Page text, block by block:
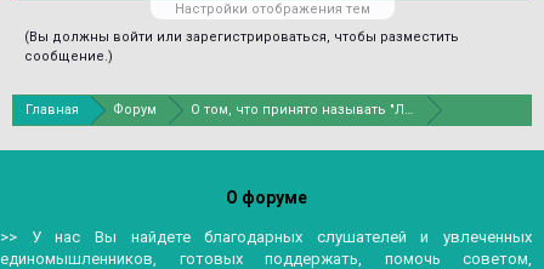
Настройки отображения тем
(Вы должны войти или зарегистрироваться, чтобы разместить
сообщение.)
Главная Форум О том, что принято называть "Ландшафтным
О форуме
>> У нас Вы найдете благодарных слушателей и увлеченных
единомышленников, готовых поддержать, помочь советом,